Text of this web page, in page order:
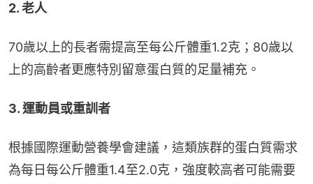
2. 老人
70歲以上的長者需提高至每公斤體重1.2克；80歲以
上的高齡者更應特別留意蛋白質的足量補充。
3. 運動員或重訓者
根據國際運動營養學會建議，這類族群的蛋白質需求
為每日每公斤體重1.4至2.0克，強度較高者可能需要